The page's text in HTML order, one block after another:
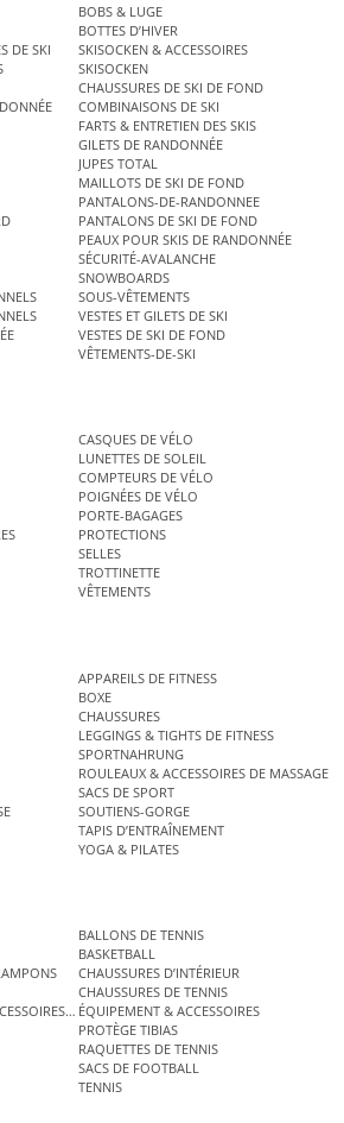
BOBS & LUGE
BOTTES D’HIVER
DE SKI
SKISOCKEN & ACCESSOIRES
SKISOCKEN
CHAUSSURES DE SKI DE FOND
COMBINAISONS DE SKI
FARTS & ENTRETIEN DES SKIS
GILETS DE RANDONNÉE
JUPES TOTAL
MAILLOTS DE SKI DE FOND
PANTALONS-DE-RANDONNEE
PANTALONS DE SKI DE FOND
PEAUX POUR SKIS DE RANDONNÉE
SÉCURITÉ-AVALANCHE
SNOWBOARDS
SOUS-VÊTEMENTS
VESTES ET GILETS DE SKI
VESTES DE SKI DE FOND
VÊTEMENTS-DE-SKI
CASQUES DE VÉLO
LUNETTES DE SOLEIL
COMPTEURS DE VÉLO
POIGNÉES DE VÉLO
PORTE-BAGAGES
PROTECTIONS
SELLES
TROTTINETTE
VÊTEMENTS
APPAREILS DE FITNESS
BOXE
CHAUSSURES
LEGGINGS & TIGHTS DE FITNESS
SPORTNAHRUNG
ROULEAUX & ACCESSOIRES DE MASSAGE
SACS DE SPORT
SOUTIENS-GORGE
TAPIS D’ENTRAÎNEMENT
YOGA & PILATES
BALLONS DE TENNIS
BASKETBALL
CHAUSSURES D’INTÉRIEUR
CHAUSSURES DE TENNIS
DE TENNIS
ÉQUIPEMENT & ACCESSOIRES
PROTÈGE TIBIAS
RAQUETTES DE TENNIS
SACS DE FOOTBALL
TENNIS